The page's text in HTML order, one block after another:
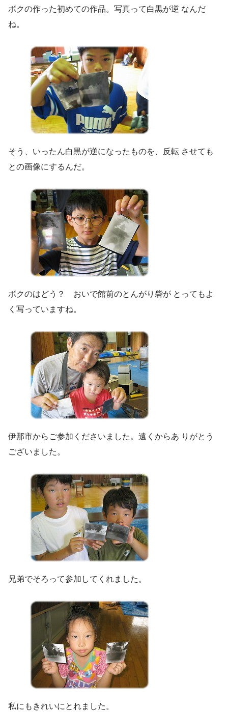
ボクの作った初めての作品。写真って白黒が逆 なんだ
ね。
そう、いったん白黒が逆になったものを、反転 させても
との画像にするんだ。
ボクのはどう？ おいで館前のとんがり砦が とってもよ
く写っていますね。
伊那市からご参加くださいました。遠くからあ りがとう
ございました。
兄弟でそろって参加してくれました。
私にもきれいにとれました。